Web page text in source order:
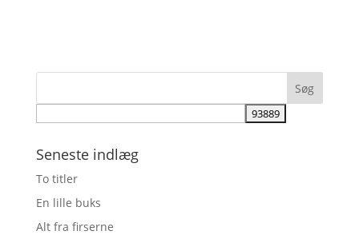
Seneste indlæg
To titler
En lille buks
Alt fra firserne